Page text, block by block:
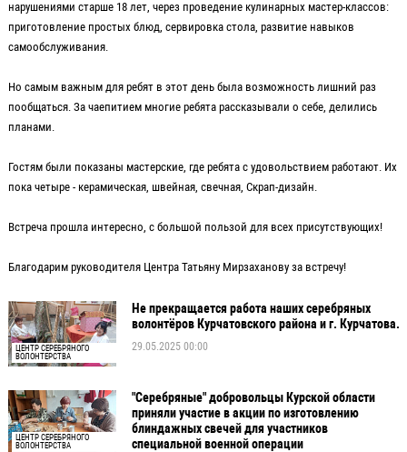
нарушениями старше 18 лет, через проведение кулинарных мастер-классов:
приготовление простых блюд, сервировка стола, развитие навыков
самообслуживания.
Но самым важным для ребят в этот день была возможность лишний раз
пообщаться. За чаепитием многие ребята рассказывали о себе, делились
планами.
Гостям были показаны мастерские, где ребята с удовольствием работают. Их
пока четыре - керамическая, швейная, свечная, Скрап-дизайн.
Встреча прошла интересно, с большой пользой для всех присутствующих!
Благодарим руководителя Центра Татьяну Мирзаханову за встречу!
ЦЕНТР СЕРЕБРЯНОГО
ВОЛОНТЕРСТВА
Не прекращается работа наших серебряных
волонтёров Курчатовского района и г. Курчатова.
29.05.2025 00:00
ЦЕНТР СЕРЕБРЯНОГО
ВОЛОНТЕРСТВА
"Серебряные" добровольцы Курской области
приняли участие в акции по изготовлению
блиндажных свечей для участников
специальной военной операции